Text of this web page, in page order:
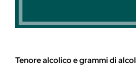
Tenore alcolico e grammi di alcol